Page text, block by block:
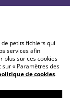
générales
cookie
petits fichiers qui
services afin
plus sur ces cookies
« Paramètres des
de cookies.